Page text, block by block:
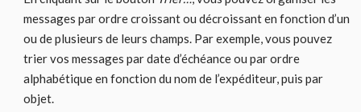
messages par ordre croissant ou décroissant en fonction d’un
ou de plusieurs de leurs champs. Par exemple, vous pouvez
trier vos messages par date d’échéance ou par ordre
alphabétique en fonction du nom de l’expéditeur, puis par
objet.